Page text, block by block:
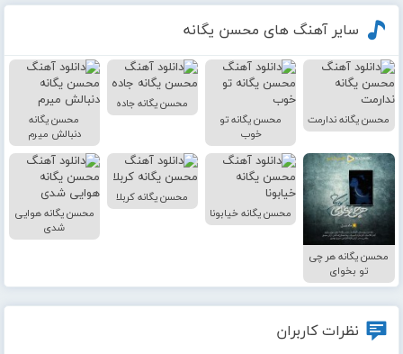
سایر آهنگ های محسن یگانه
محسن یگانه ندارمت
محسن یگانه تو
خوب
محسن یگانه جاده
محسن یگانه
دنبالش میرم
محسن یگانه هر چی
تو بخوای
محسن یگانه خیابونا
محسن یگانه کربلا
محسن یگانه هوایی
شدی
نظرات کاربران